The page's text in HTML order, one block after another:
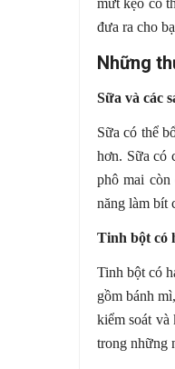
mứt kẹo có
đưa ra cho
Những
Sữa và các
Sữa có thể
hơn. Sữa có
phô mai còn
năng làm bít
Tinh bột có
Tinh bột có
gồm bánh
kiểm soát và
trong những